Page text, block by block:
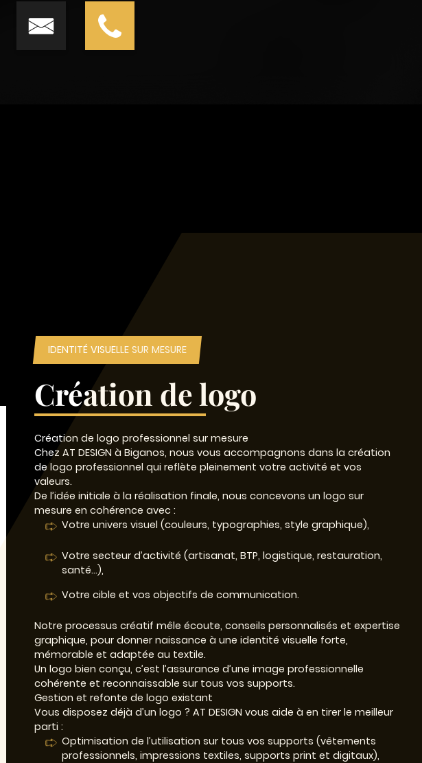
IDENTITÉ VISUELLE SUR MESURE
Création de logo
Création de logo professionnel sur mesure
Chez AT DESIGN à Biganos, nous vous accompagnons dans la création
de logo professionnel qui reflète pleinement votre activité et vos
valeurs.
De l’idée initiale à la réalisation finale, nous concevons un logo sur
mesure en cohérence avec :
Votre univers visuel (couleurs, typographies, style graphique),
Votre secteur d’activité (artisanat, BTP, logistique, restauration,
santé…),
Votre cible et vos objectifs de communication.
Notre processus créatif mêle écoute, conseils personnalisés et expertise
graphique, pour donner naissance à une identité visuelle forte,
mémorable et adaptée au textile.
Un logo bien conçu, c’est l’assurance d’une image professionnelle
cohérente et reconnaissable sur tous vos supports.
Gestion et refonte de logo existant
Vous disposez déjà d’un logo ? AT DESIGN vous aide à en tirer le meilleur
parti :
Optimisation de l’utilisation sur tous vos supports (vêtements
professionnels, impressions textiles, supports print et digitaux),